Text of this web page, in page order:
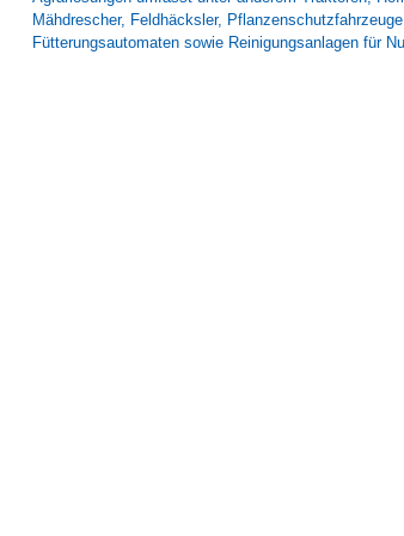
Mähdrescher, Feldhäcksler,
Fütterungsautomaten sowie Reinigungsanlagen für